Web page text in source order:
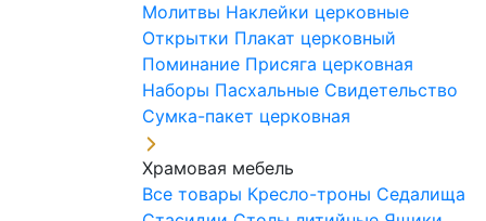
Молитвы Наклейки церковные
Открытки Плакат церковный
Поминание Присяга церковная
Наборы Пасхальные Свидетельство
Сумка-пакет церковная
Храмовая мебель
Все товары Кресло-троны Седалища